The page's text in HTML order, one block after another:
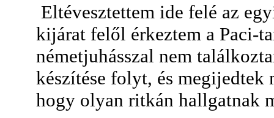
Eltévesztettem ide felé az
kijárat felől érkeztem a Paci-
németjuhásszal nem
készítése folyt, és megijedtek
hogy olyan ritkán hallgatnak